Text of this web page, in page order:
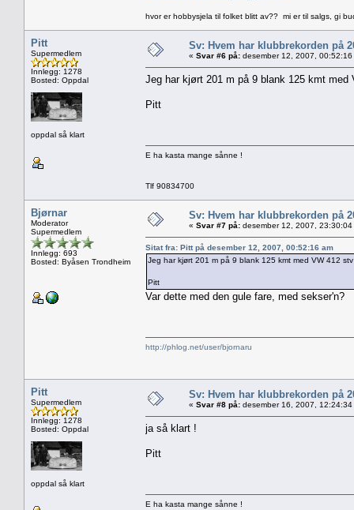
hvor er hobbysjela til folket blitt av?? mi er til salgs, gi
Pitt
Supermedlem
Innlegg: 1278
Bosted: Oppdal
oppdal så klart
Sv: Hvem har klubbrekorden på
« Svar #6 på: desember 12, 2007, 00:52:16
Jeg har kjørt 201 m på 9 blank 125 kmt
Pitt
E ha kasta mange sånne !
Tlf 90834700
Bjørnar
Moderator
Supermedlem
Innlegg: 693
Bosted: Byåsen Trondheim
Sv: Hvem har klubbrekorden på
« Svar #7 på: desember 12, 2007, 23:30:04
Sitat fra: Pitt på desember 12, 2007, 00:52:16 am
Jeg har kjørt 201 m på 9 blank 125 kmt med VW 412
Pitt
Var dette med den gule fare, med sekser'n?
http://phlog.net/user/bjornaru
Pitt
Supermedlem
Innlegg: 1278
Bosted: Oppdal
oppdal så klart
Sv: Hvem har klubbrekorden på
« Svar #8 på: desember 16, 2007, 12:24:34
ja så klart !
Pitt
E ha kasta mange sånne !